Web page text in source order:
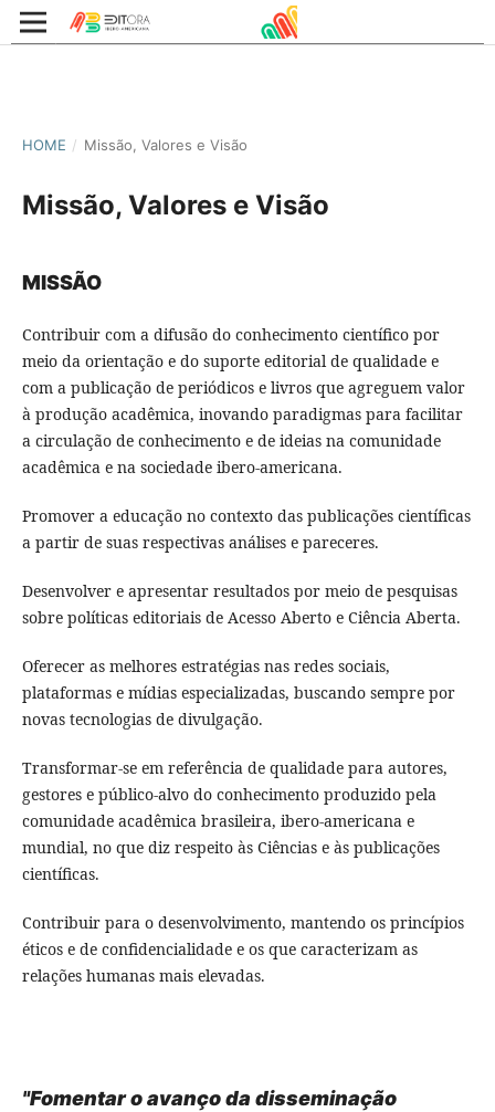
HOME / Missão, Valores e Visão
Missão, Valores e Visão
MISSÃO
Contribuir com a difusão do conhecimento científico por
meio da orientação e do suporte editorial de qualidade e
com a publicação de periódicos e livros que agreguem valor
à produção acadêmica, inovando paradigmas para facilitar
a circulação de conhecimento e de ideias na comunidade
acadêmica e na sociedade ibero-americana.
Promover a educação no contexto das publicações científicas
a partir de suas respectivas análises e pareceres.
Desenvolver e apresentar resultados por meio de pesquisas
sobre políticas editoriais de Acesso Aberto e Ciência Aberta.
Oferecer as melhores estratégias nas redes sociais,
plataformas e mídias especializadas, buscando sempre por
novas tecnologias de divulgação.
Transformar-se em referência de qualidade para autores,
gestores e público-alvo do conhecimento produzido pela
comunidade acadêmica brasileira, ibero-americana e
mundial, no que diz respeito às Ciências e às publicações
científicas.
Contribuir para o desenvolvimento, mantendo os princípios
éticos e de confidencialidade e os que caracterizam as
relações humanas mais elevadas.
"Fomentar o avanço da disseminação